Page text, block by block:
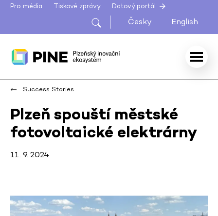
Pro média Tiskové zprávy Datový portál
Česky English
Success Stories
Plzeň spouští městské
fotovoltaické elektrárny
11. 9. 2024